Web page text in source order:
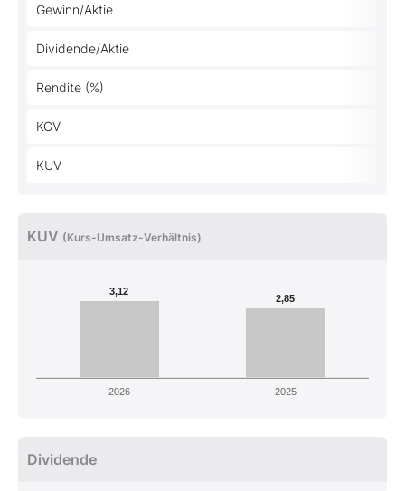
Gewinn/Aktie
Dividende/Aktie
Rendite (%)
KGV
KUV
KUV (Kurs-Umsatz-Verhältnis)
3,12
2,85
2026 2025
Dividende